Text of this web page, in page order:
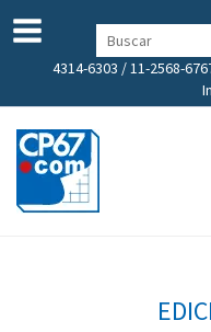
4314-6303 / 11-2568-